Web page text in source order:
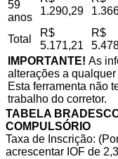
59
anos
1.290,29
Total
R$
5.171,21
R$
IMPORTANTE! As
alterações a qualquer
Esta ferramenta não
trabalho do corretor.
TABELA
COMPULSÓRIO
Taxa de Inscrição:
acrescentar IOF de